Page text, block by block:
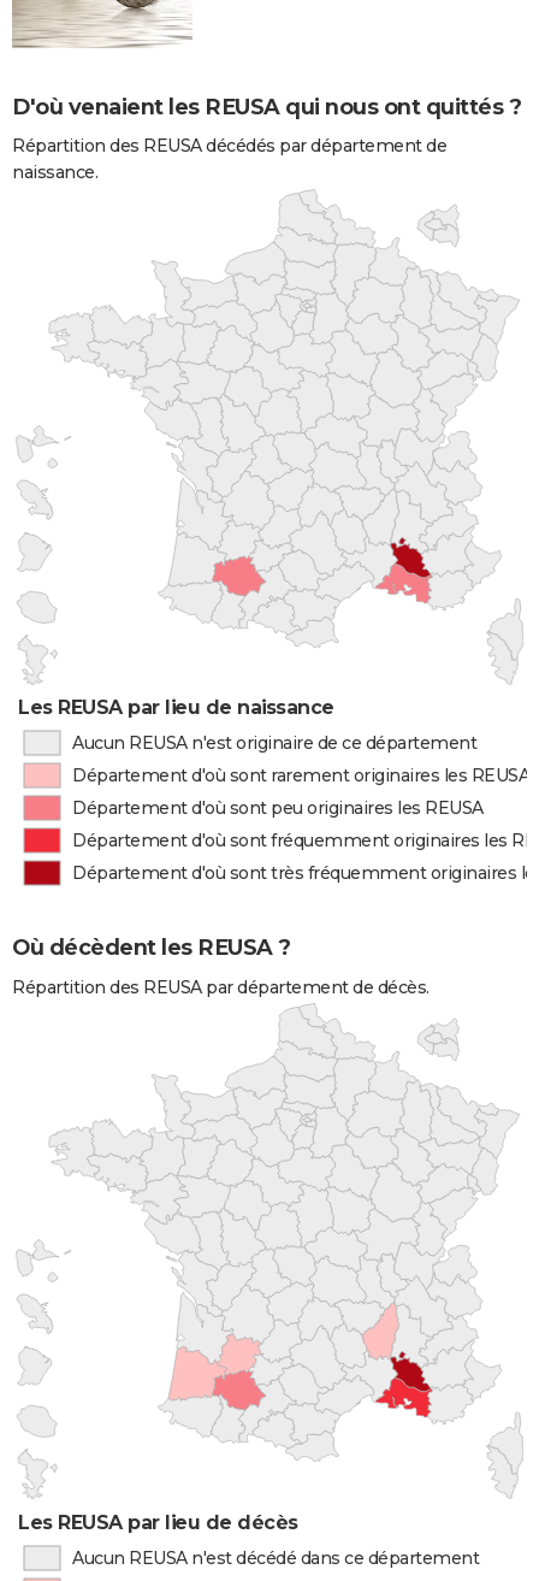
D'où venaient les REUSA qui nous ont quittés ?
Répartition des REUSA décédés par département de
naissance.
Les REUSA par lieu de naissance
Aucun REUSA n'est originaire de ce département
Département d'où sont rarement originaires les REUSA
Département d'où sont peu originaires les REUSA
Département d'où sont fréquemment originaires les
Département d'où sont très fréquemment originaires
Où décèdent les REUSA ?
Répartition des REUSA par département de décès.
Les REUSA par lieu de décès
Aucun REUSA n'est décédé dans ce département